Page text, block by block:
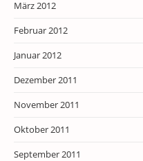
März 2012
Februar 2012
Januar 2012
Dezember 2011
November 2011
Oktober 2011
September 2011